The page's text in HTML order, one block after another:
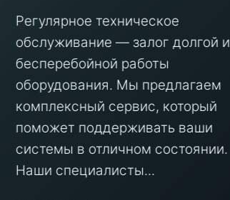
Регулярное техническое
обслуживание — залог долгой и
бесперебойной работы
оборудования. Мы предлагаем
комплексный сервис, который
поможет поддерживать ваши
системы в отличном состоянии.
Наши специалисты...